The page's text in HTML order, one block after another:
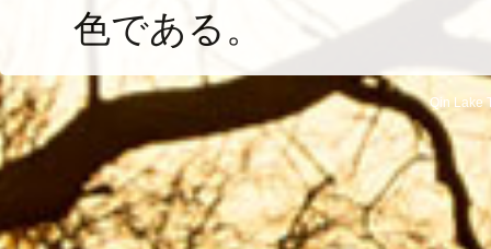
色である。
Qin Lake